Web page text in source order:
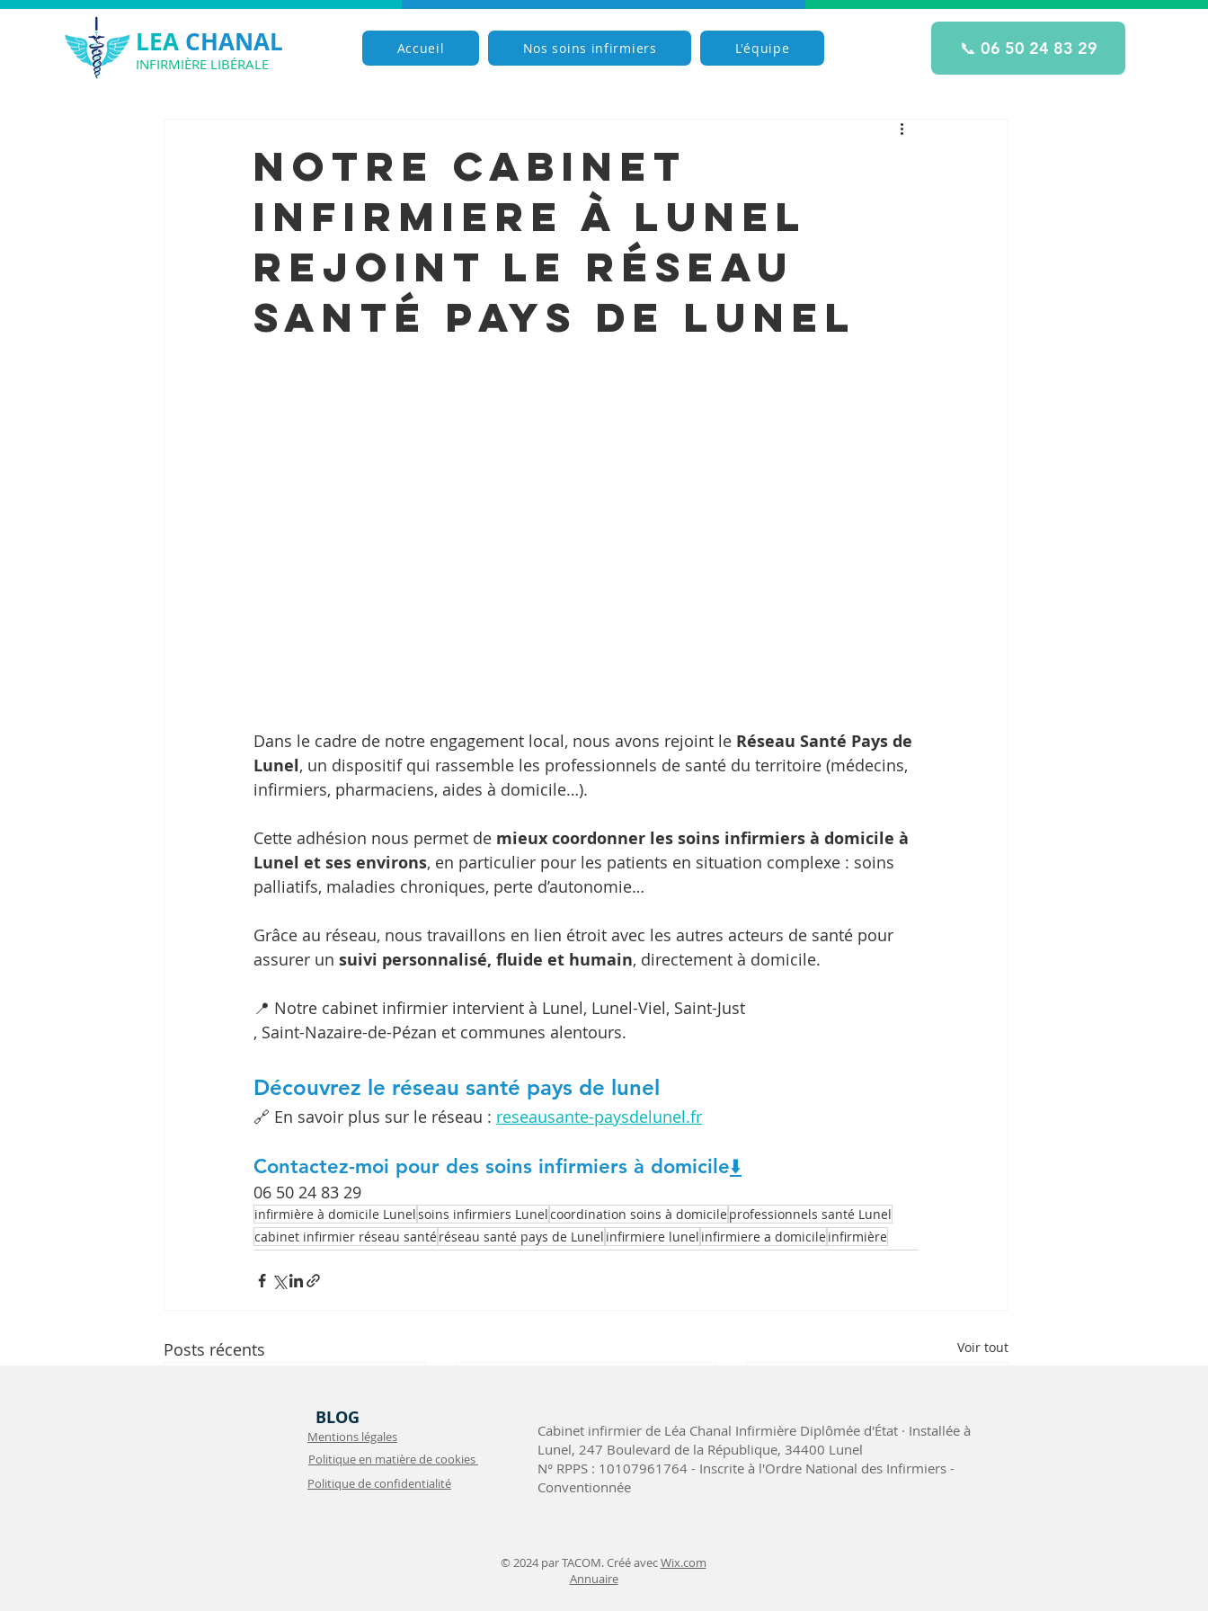
LEA CHANAL
INFIRMIÈRE LIBÉRALE
Accueil Nos soins infirmiers L'équipe 📞 06 50 24 83 29
Notre cabinet
infirmiere à Lunel
rejoint le Réseau
Santé Pays de Lunel
Dans le cadre de notre engagement local, nous avons rejoint le Réseau Santé Pays de
Lunel, un dispositif qui rassemble les professionnels de santé du territoire (médecins,
infirmiers, pharmaciens, aides à domicile…).
Cette adhésion nous permet de mieux coordonner les soins infirmiers à domicile à
Lunel et ses environs, en particulier pour les patients en situation complexe : soins
palliatifs, maladies chroniques, perte d’autonomie…
Grâce au réseau, nous travaillons en lien étroit avec les autres acteurs de santé pour
assurer un suivi personnalisé, fluide et humain, directement à domicile.
📍 Notre cabinet infirmier intervient à Lunel, Lunel-Viel, Saint-Just
, Saint-Nazaire-de-Pézan et communes alentours.
Découvrez le réseau santé pays de lunel
🔗 En savoir plus sur le réseau : reseausante-paysdelunel.fr
Contactez-moi pour des soins infirmiers à domicile​⬇️
06 50 24 83 29
infirmière à domicile Lunelsoins infirmiers Lunelcoordination soins à domicileprofessionnels santé Lunel
cabinet infirmier réseau santéréseau santé pays de Lunel infirmiere lunel infirmiere a domicileinfirmière
Posts récents Voir tout
BLOG
Mentions légales
Politique en matière de cookies
Politique de confidentialité
Cabinet infirmier de Léa Chanal Infirmière Diplômée d'État · Installée à
Lunel, 247 Boulevard de la République, 34400 Lunel
N° RPPS : 10107961764 - Inscrite à l'Ordre National des Infirmiers -
Conventionnée
© 2024 par TACOM. Créé avecWix.com
Annuaire